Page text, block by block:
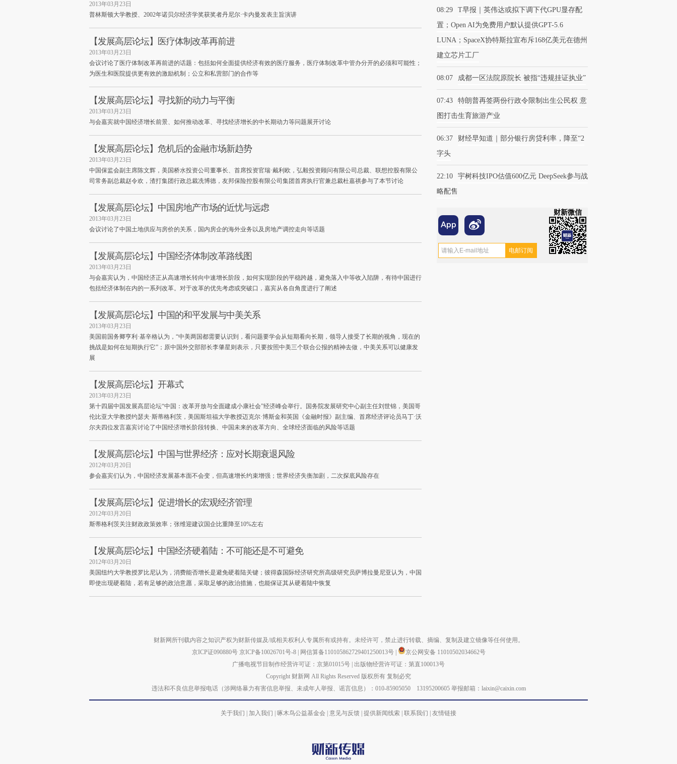
2013年03月23日
普林斯顿大学教授、2002年诺贝尔经济学奖获奖者丹尼尔·卡内曼发表主旨演讲
【发展高层论坛】医疗体制改革再前进
2013年03月23日
会议讨论了医疗体制改革再前进的话题：包括如何全面提供经济有效的医疗服务，医疗体制改革中管办分开的必须和可能性；
为医生和医院提供更有效的激励机制；公立和私营部门的合作等
【发展高层论坛】寻找新的动力与平衡
2013年03月23日
与会嘉宾就中国经济增长前景、如何推动改革、寻找经济增长的中长期动力等问题展开讨论
【发展高层论坛】危机后的金融市场新趋势
2013年03月23日
中国保监会副主席陈文辉，美国桥水投资公司董事长、首席投资官瑞·戴利欧，弘毅投资顾问有限公司总裁、联想控股有限公
司常务副总裁赵令欢，渣打集团行政总裁冼博德，友邦保险控股有限公司集团首席执行官兼总裁杜嘉祺参与了本节讨论
【发展高层论坛】中国房地产市场的近忧与远虑
2013年03月23日
会议讨论了中国土地供应与房价的关系，国内房企的海外业务以及房地产调控走向等话题
【发展高层论坛】中国经济体制改革路线图
2013年03月23日
与会嘉宾认为，中国经济正从高速增长转向中速增长阶段，如何实现阶段的平稳跨越，避免落入中等收入陷阱，有待中国进行
包括经济体制在内的一系列改革。对于改革的优先考虑或突破口，嘉宾从各自角度进行了阐述
【发展高层论坛】中国的和平发展与中美关系
2013年03月23日
美国前国务卿亨利·基辛格认为，“中美两国都需要认识到，看问题要学会从短期看向长期，领导人接受了长期的视角，现在的
挑战是如何在短期执行它”；原中国外交部部长李肇星则表示，只要按照中美三个联合公报的精神去做，中美关系可以健康发
展
【发展高层论坛】开幕式
2013年03月23日
第十四届中国发展高层论坛“中国：改革开放与全面建成小康社会”经济峰会举行。国务院发展研究中心副主任刘世锦，美国哥
伦比亚大学教授约瑟夫·斯蒂格利茨，美国斯坦福大学教授迈克尔·博斯金和英国《金融时报》副主编、首席经济评论员马丁·沃
尔夫四位发言嘉宾讨论了中国经济增长阶段转换、中国未来的改革方向、全球经济面临的风险等话题
【发展高层论坛】中国与世界经济：应对长期衰退风险
2012年03月20日
参会嘉宾们认为，中国经济发展基本面不会变，但高速增长约束增强；世界经济失衡加剧，二次探底风险存在
【发展高层论坛】促进增长的宏观经济管理
2012年03月20日
斯蒂格利茨关注财政政策效率；张维迎建议国企比重降至10%左右
【发展高层论坛】中国经济硬着陆：不可能还是不可避免
2012年03月20日
美国纽约大学教授罗比尼认为，消费能否增长是避免硬着陆关键；彼得森国际经济研究所高级研究员萨博拉曼尼亚认为，中国
即使出现硬着陆，若有足够的政治意愿，采取足够的政治措施，也能保证其从硬着陆中恢复
08:29
T早报｜英伟达或拟下调下代GPU显存配
置；Open AI为免费用户默认提供GPT-5.6
LUNA；SpaceX协特斯拉宣布斥168亿美元在德州
建立芯片工厂
08:07 成都一区法院原院长 被指“违规挂证执业”
07:43
特朗普再签两份行政令限制出生公民权 意
图打击生育旅游产业
06:37
财经早知道｜部分银行房贷利率，降至“2
字头
22:10
宇树科技IPO估值600亿元 DeepSeek参与战
略配售
财新微信
财新网所刊载内容之知识产权为财新传媒及/或相关权利人专属所有或持有。未经许可，禁止进行转载、摘编、复制及建立镜像等任何使用。
京ICP证090880号 京ICP备10026701号-8 网信算备110105862729401250013号
京公网安备 11010502034662号
广播电视节目制作经营许可证：京第01015号 出版物经营许可证：第直100013号
Copyright 财新网 All Rights Reserved 版权所有 复制必究
违法和不良信息举报电话（涉网络暴力有害信息举报、未成年人举报、谣言信息）：010-85905050 13195200605 举报邮箱：laixin@caixin.com
关于我们 加入我们 啄木鸟公益基金会 意见与反馈 提供新闻线索 联系我们 友情链接